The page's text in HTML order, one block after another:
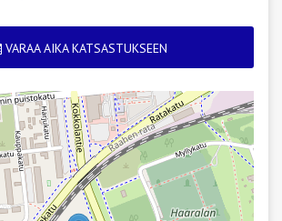
VARAA AIKA KATSASTUKSEEN